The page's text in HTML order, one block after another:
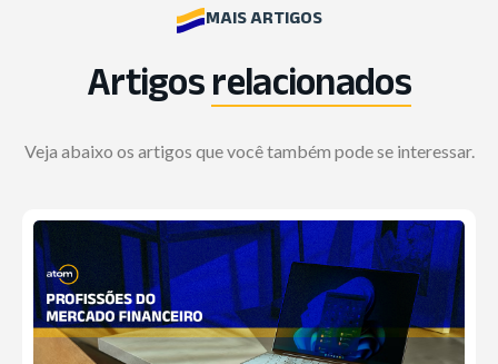
MAIS ARTIGOS
Artigosrelacionados
Veja abaixo os artigos que você também pode se interessar.